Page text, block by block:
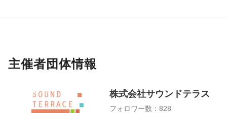
主催者団体情報
株式会社サウンドテラス
フォロワー数：828